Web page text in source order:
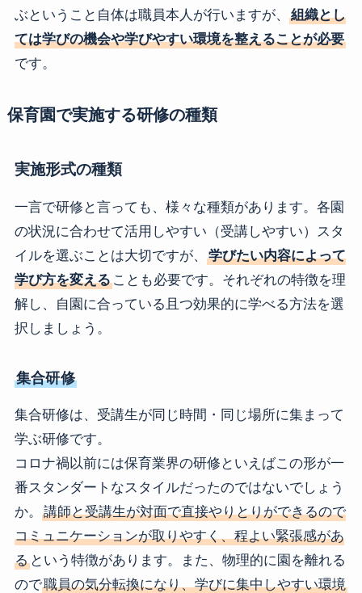
ぶということ自体は職員本人が行いますが、
組織とし
ては学びの機会や学びやすい環境を整えることが必要
です。
保育園で実施する研修の種類
実施形式の種類
一言で研修と言っても、様々な種類があります。各園
の状況に合わせて活用しやすい（受講しやすい）スタ
イルを選ぶことは大切ですが、
学びたい内容によって
学び方を変えることも必要です。それぞれの特徴を理
解し、自園に合っている且つ効果的に学べる方法を選
択しましょう。
集合研修
集合研修は、受講生が同じ時間・同じ場所に集まって
学ぶ研修です。
コロナ禍以前には保育業界の研修といえばこの形が一
番スタンダートなスタイルだったのではないでしょう
か。
講師と受講生が対面で直接やりとりができるので
コミュニケーションが取りやすく、程よい緊張感があ
るという特徴があります。また、物理的に園を離れる
ので職員の気分転換になり、学びに集中しやすい環境